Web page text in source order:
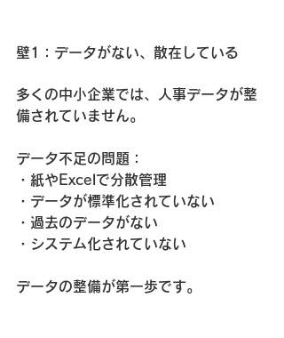
壁1：データがない、散在している
多くの中小企業では、人事データが整
備されていません。
データ不足の問題：
・紙やExcelで分散管理
・データが標準化されていない
・過去のデータがない
・システム化されていない
データの整備が第一歩です。